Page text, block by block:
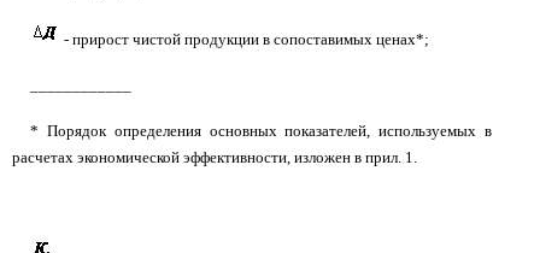
- прирост чистой продукции в сопоставимых ценах*;
* Порядок определения основных показателей, используемых в
расчетах экономической эффективности, изложен в прил. 1.